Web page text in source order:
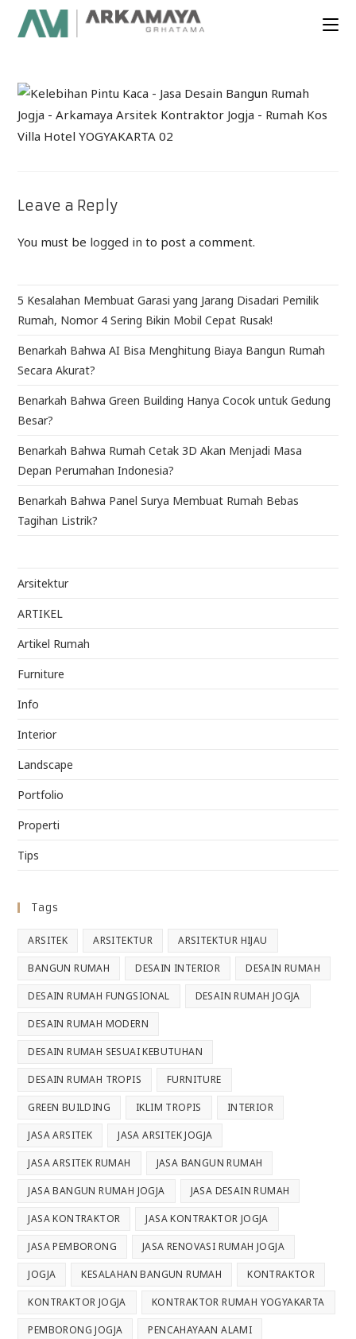
Leave a Reply
You must be logged in to post a comment.
5 Kesalahan Membuat Garasi yang Jarang Disadari Pemilik
Rumah, Nomor 4 Sering Bikin Mobil Cepat Rusak!
Benarkah Bahwa AI Bisa Menghitung Biaya Bangun Rumah
Secara Akurat?
Benarkah Bahwa Green Building Hanya Cocok untuk Gedung
Besar?
Benarkah Bahwa Rumah Cetak 3D Akan Menjadi Masa
Depan Perumahan Indonesia?
Benarkah Bahwa Panel Surya Membuat Rumah Bebas
Tagihan Listrik?
Arsitektur
ARTIKEL
Artikel Rumah
Furniture
Info
Interior
Landscape
Portfolio
Properti
Tips
Tags
ARSITEK ARSITEKTUR ARSITEKTUR HIJAU
BANGUN RUMAH DESAIN INTERIOR DESAIN RUMAH
DESAIN RUMAH FUNGSIONAL DESAIN RUMAH JOGJA
DESAIN RUMAH MODERN
DESAIN RUMAH SESUAI KEBUTUHAN
DESAIN RUMAH TROPIS FURNITURE
GREEN BUILDING IKLIM TROPIS INTERIOR
JASA ARSITEK JASA ARSITEK JOGJA
JASA ARSITEK RUMAH JASA BANGUN RUMAH
JASA BANGUN RUMAH JOGJA JASA DESAIN RUMAH
JASA KONTRAKTOR JASA KONTRAKTOR JOGJA
JASA PEMBORONG JASA RENOVASI RUMAH JOGJA
JOGJA KESALAHAN BANGUN RUMAH KONTRAKTOR
KONTRAKTOR JOGJA KONTRAKTOR RUMAH YOGYAKARTA
PEMBORONG JOGJA PENCAHAYAAN ALAMI